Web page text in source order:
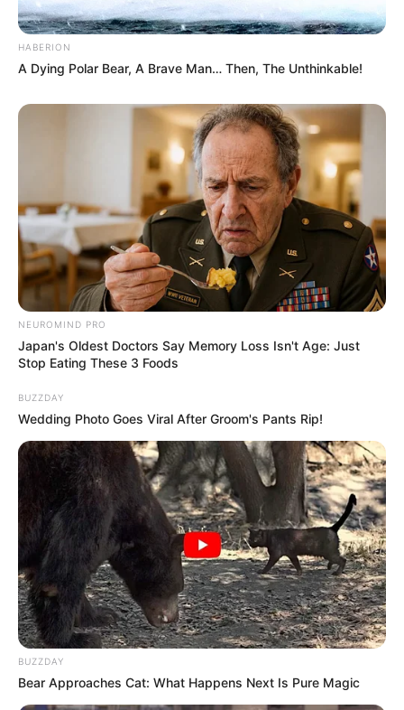
8 Kata Lucu Seputar Malam
Minggu ala Jomblo yang Bikin
Ngenes
10 Desain Kanopi Tempat
Tidur, Serasa Beristirahat di
Kamar Raja
Tampil Lebih Modern, 7 Potret
Hasil Renovasi Rumah Berusia
90 Tahun
HABERION
A Dying Polar Bear, A Brave Man… Then, The Unthinkable!
NEUROMIND PRO
Japan's Oldest Doctors Say Memory Loss Isn't Age: Just
Stop Eating These 3 Foods
BUZZDAY
Wedding Photo Goes Viral After Groom's Pants Rip!
BUZZDAY
Bear Approaches Cat: What Happens Next Is Pure Magic